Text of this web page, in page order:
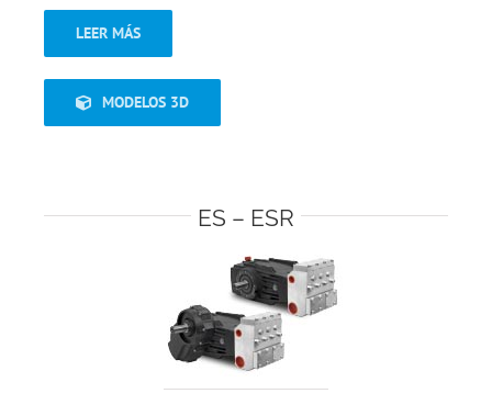
LEER MÁS
MODELOS 3D
ES – ESR